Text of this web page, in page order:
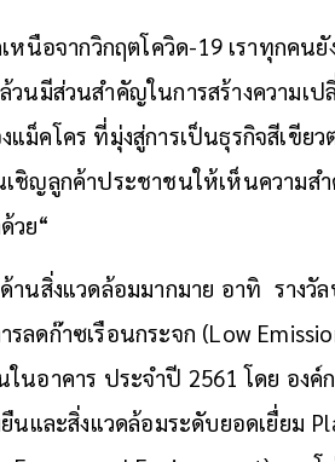
หนือจากวิกฤตโควิด-19 เราทุกคน
วนมีส่วนสำคัญในการสร้างความเ
ม็คโคร ที่มุ่งสู่การเป็นธุรกิจสีเขีย
ชิญลูกค้าประชาชนให้เห็นความส
วย“
านสิ่งแวดล้อมมากมาย อาทิ รางวั
ลดก๊าซเรือนกระจก (Low
นอาคาร ประจำปี 2561 โดย องค์
ยืนและสิ่งแวดล้อมระดับยอดเยื่ยม